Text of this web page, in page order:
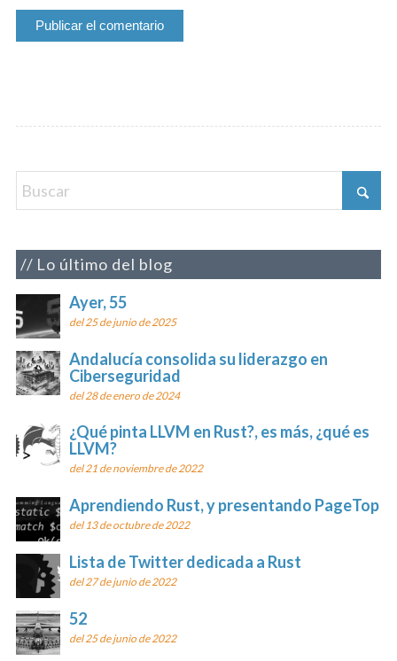
Lo último del blog
Ayer, 55
del 25 de junio de 2025
Andalucía consolida su liderazgo en
Ciberseguridad
del 28 de enero de 2024
¿Qué pinta LLVM en Rust?, es más, ¿qué es
LLVM?
del 21 de noviembre de 2022
Aprendiendo Rust, y presentando PageTop
del 13 de octubre de 2022
Lista de Twitter dedicada a Rust
del 27 de junio de 2022
52
del 25 de junio de 2022